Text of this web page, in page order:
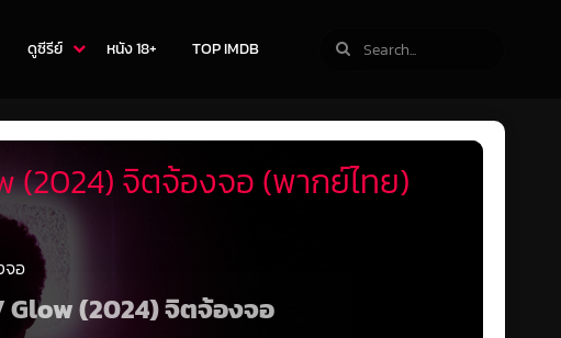
ดูซีรีย์ หนัง 18+ TOP IMDB
(2024) จิตจ้องจอ (พากย์ไทย)
จอ
Glow (2024) จิตจ้องจอ